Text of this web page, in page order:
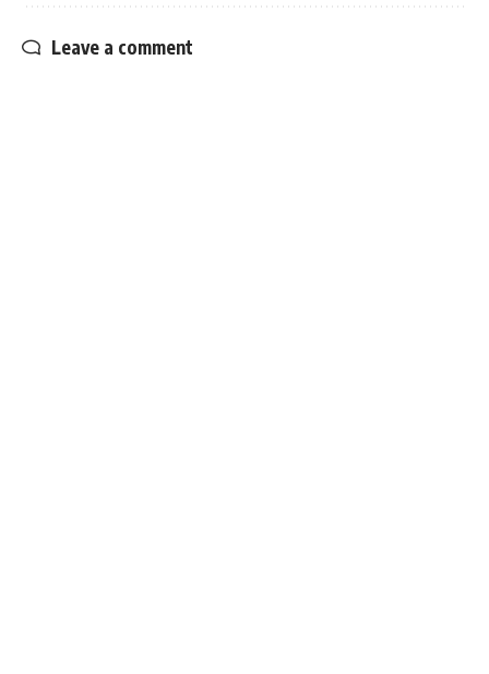
Leave a comment